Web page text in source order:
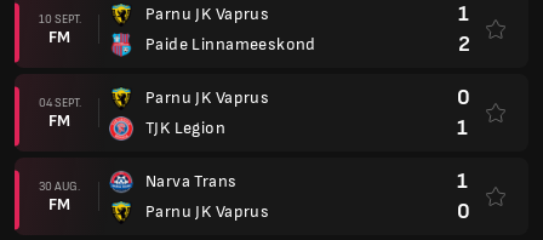
10 SEPT.
FM
Parnu JK Vaprus
Paide Linnameeskond
1
2
04 SEPT.
FM
Parnu JK Vaprus
TJK Legion
0
1
30 AUG.
FM
Narva Trans
Parnu JK Vaprus
1
0